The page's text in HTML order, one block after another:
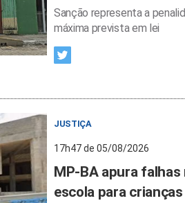
Sanção representa a
máxima prevista em lei
JUSTIÇA
17h47 de 05/08/2026
MP-BA apura
escola para